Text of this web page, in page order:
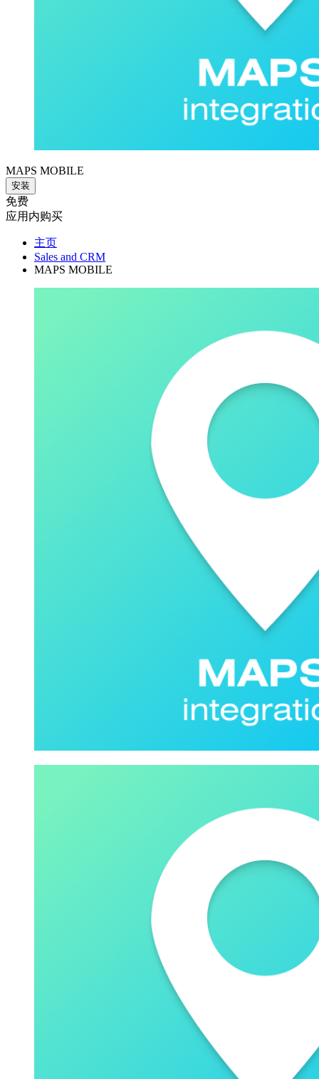
MAPS MOBILE
安装
免费
应用内购买
主页
Sales and CRM
MAPS MOBILE